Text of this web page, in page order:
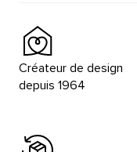
Créateur de design
depuis 1964